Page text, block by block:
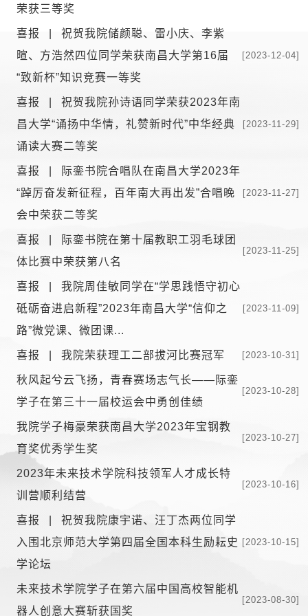
荣获三等奖
喜报 | 祝贺我院储颜聪、雷小庆、李紫
暄、方浩然四位同学荣获南昌大学第16届
“致新杯”知识竞赛一等奖
[2023-12-04]
喜报 | 祝贺我院孙诗语同学荣获2023年南
昌大学“诵扬中华情，礼赞新时代”中华经典
诵读大赛二等奖
[2023-11-29]
喜报 | 际銮书院合唱队在南昌大学2023年
“踔厉奋发新征程，百年南大再出发”合唱晚
会中荣获二等奖
[2023-11-27]
喜报 | 际銮书院在第十届教职工羽毛球团
体比赛中荣获第八名
[2023-11-25]
喜报 | 我院周佳敏同学在“学思践悟守初心
砥砺奋进启新程”2023年南昌大学“信仰之
路”微党课、微团课...
[2023-11-09]
喜报 | 我院荣获理工二部拔河比赛冠军 [2023-10-31]
秋风起兮云飞扬，青春赛场志气长——际銮
学子在第三十一届校运会中勇创佳绩
[2023-10-28]
我院学子梅豪荣获南昌大学2023年宝钢教
育奖优秀学生奖
[2023-10-27]
2023年未来技术学院科技领军人才成长特
训营顺利结营
[2023-10-16]
喜报 | 祝贺我院康宇诺、汪丁杰两位同学
入围北京师范大学第四届全国本科生励耘史
学论坛
[2023-10-15]
未来技术学院学子在第六届中国高校智能机
器人创意大赛斩获国奖
[2023-08-30]